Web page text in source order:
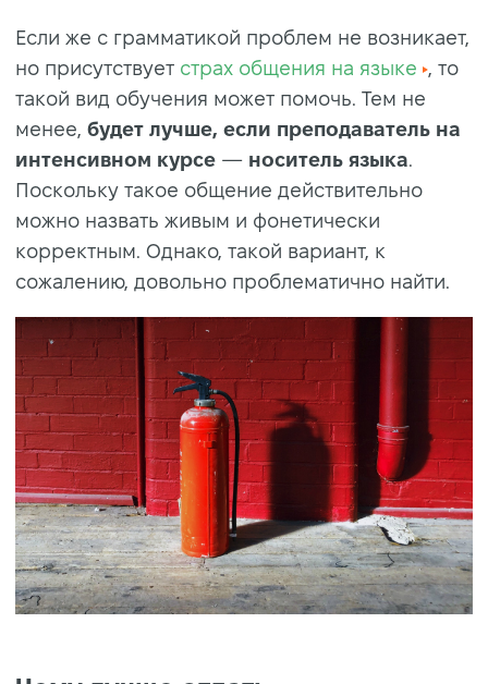
Если же с грамматикой проблем не возникает,
но присутствует страх общения на языке
, то
такой вид обучения может помочь. Тем не
менее, будет лучше, если преподаватель на
интенсивном курсе — носитель языка.
Поскольку такое общение действительно
можно назвать живым и фонетически
корректным. Однако, такой вариант, к
сожалению, довольно проблематично найти.